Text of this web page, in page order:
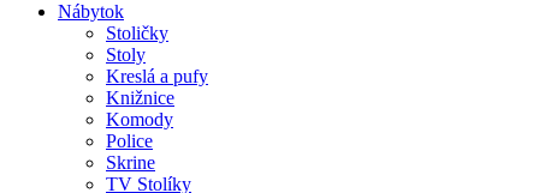
Nábytok
Stoličky
Stoly
Kreslá a pufy
Knižnice
Komody
Police
Skrine
TV Stolíky